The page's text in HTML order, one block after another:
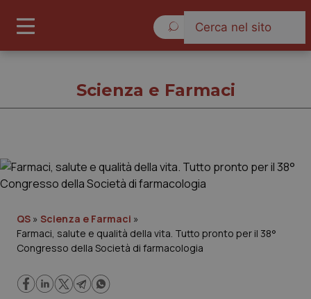
Governo e Parlamento
Regioni e Asl
Scienza e Farmaci
QS » Scienza e Farmaci »
Farmaci, salute e qualità della vita. Tutto pronto per il 38°
Congresso della Società di farmacologia